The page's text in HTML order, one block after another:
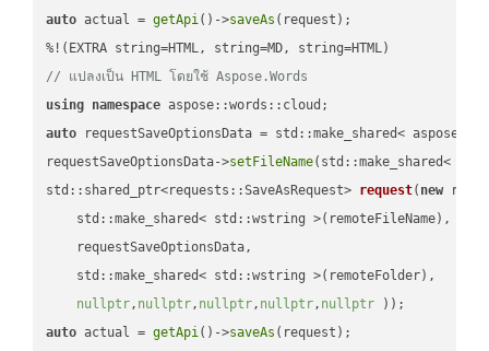
auto actual = getApi()->saveAs (request);
// แปลงเป็น HTML โดยใช้ Aspose.Words
using namespace
auto requestSaveOptionsData = std::make_shared<
requestSaveOptionsData->setFileName(std::make_shared<
std::shared_ptr<requests::SaveAsRequest> request( new
    std::make_shared< std::wstring >(remoteFileName),
    requestSaveOptionsData,
    std::make_shared< std::wstring >(remoteFolder),
nullptr, nullptr, nullptr, nullptr, nullptr ))
auto actual = getApi()->saveAs (request);